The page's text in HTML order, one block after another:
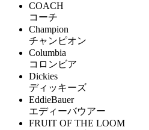
COACH
コーチ
Champion
チャンピオン
Columbia
コロンビア
Dickies
ディッキーズ
EddieBauer
エディーバウアー
FRUIT OF THE LOOM